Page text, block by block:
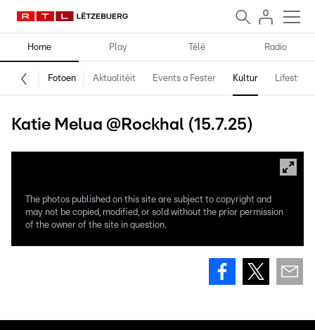
Home Play Télé Radio
Fotoen Aktualitéit Events a Fester Kultur Lifestyle
Katie Melua @Rockhal (15.7.25)
The photos published on this site are subject to copyright and
may not be copied, modified, or sold without the prior permission
of the owner of the site in question.